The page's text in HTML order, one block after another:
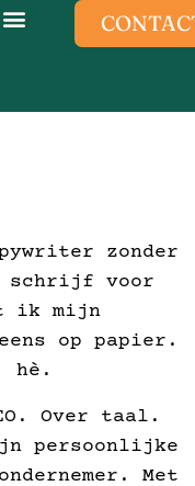
zonder
schrijf voor
ik mijn
op papier.
hè.
Over taal.
persoonlijke
Met